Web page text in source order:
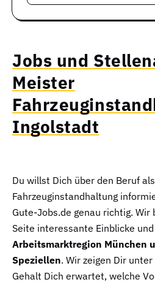
Jobs und
Meister
Ingolstadt
Du willst Dich über den Beruf
Fahrzeuginstandhaltung
Gute-Jobs.de genau richtig.
Seite interessante Einblicke und
Arbeitsmarktregion München
Speziellen. Wir zeigen Dir
Gehalt Dich erwartet, welche